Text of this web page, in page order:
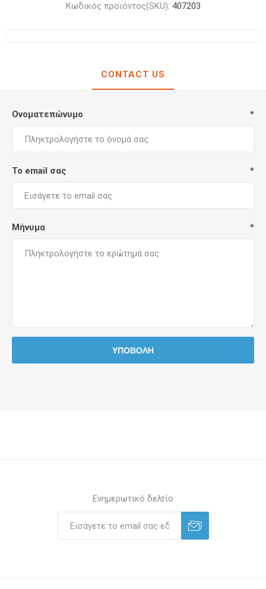
Κωδικός προϊόντος(SKU): 407203
CONTACT US
Ονοματεπώνυμο *
Το email σας *
Μήνυμα *
Ενημερωτικό δελτίο